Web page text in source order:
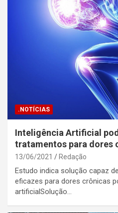
.NOTÍCIAS
Inteligência Artificial
tratamentos para dores
13/06/2021 Redação
Estudo indica solução capaz
eficazes para dores crônicas
artificialSolução…